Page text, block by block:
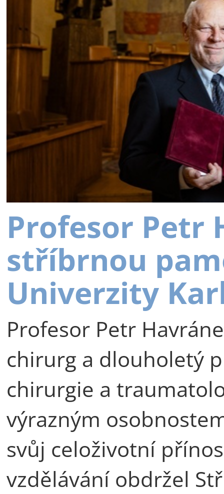
Profesor Petr
stříbrnou
Univerzity
Profesor Petr
chirurg a dlouholetý
chirurgie a
výrazným
svůj celoživotní
vzdělávání obdržel